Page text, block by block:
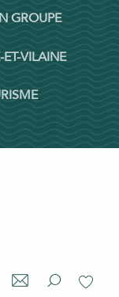
GROUPE
ET-VILAINE